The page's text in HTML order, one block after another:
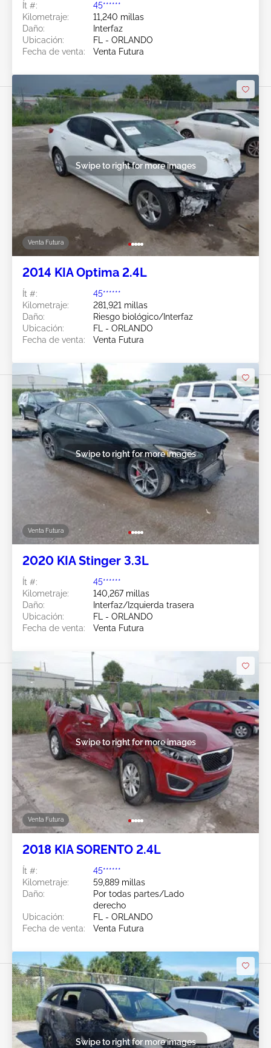
Ít #:
45******
Kilometraje:
11,240 millas
Daño:
Interfaz
Ubicación:
FL - ORLANDO
Fecha de venta:
Venta Futura
Venta Futura
Swipe to right for more images
2014 KIA Optima 2.4L
Ít #:
45******
Kilometraje:
281,921 millas
Daño:
Riesgo biológico/Interfaz
Ubicación:
FL - ORLANDO
Fecha de venta:
Venta Futura
Venta Futura
Swipe to right for more images
2020 KIA Stinger 3.3L
Ít #:
45******
Kilometraje:
140,267 millas
Daño:
Interfaz/Izquierda trasera
Ubicación:
FL - ORLANDO
Fecha de venta:
Venta Futura
Venta Futura
Swipe to right for more images
2018 KIA SORENTO 2.4L
Ít #:
45******
Kilometraje:
59,889 millas
Daño:
Por todas partes/Lado
derecho
Ubicación:
FL - ORLANDO
Fecha de venta:
Venta Futura
Swipe to right for more images